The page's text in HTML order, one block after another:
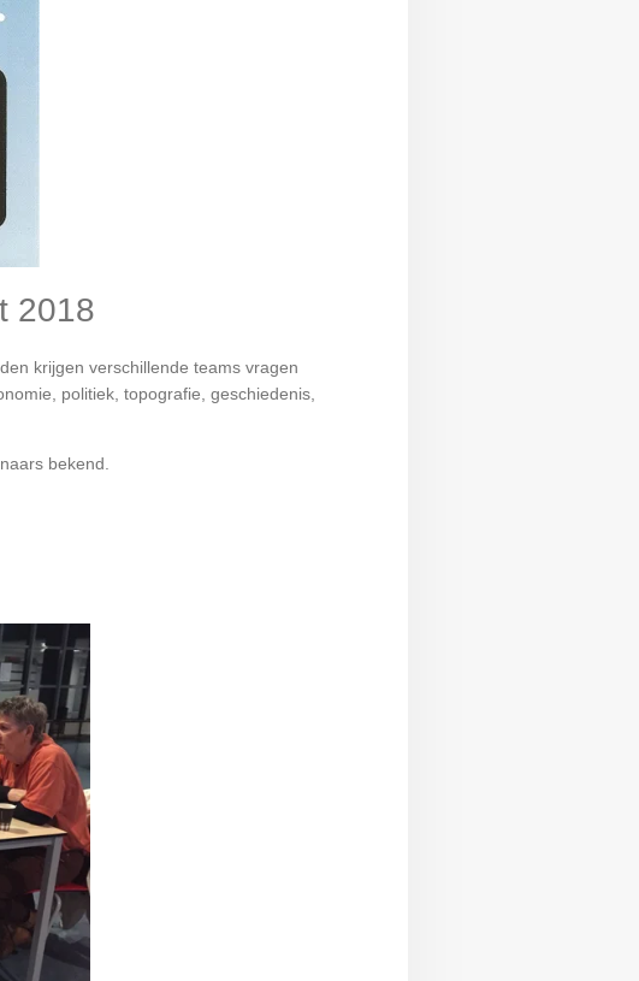
2018
krijgen verschillende teams vragen
politiek, topografie, geschiedenis,
bekend.